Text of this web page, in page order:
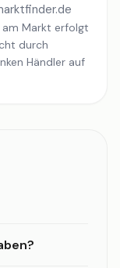
am Markt erfolgt
durch
Händler auf